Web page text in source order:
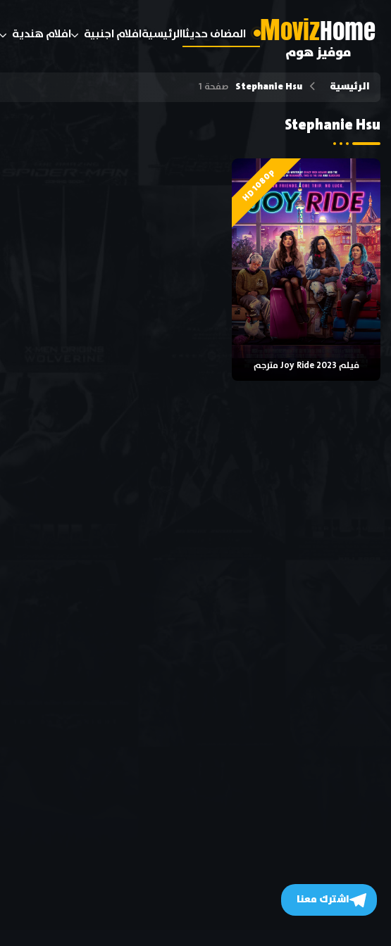
MovizHome
موفيز هوم
المضاف حديثاالرئيسيةافلام اجنبية افلام هندية
الرئيسية Stephanie Hsu صفحة 1
Stephanie Hsu
HD 1080p
فيلم Joy Ride 2023 مترجم
اشترك معنا